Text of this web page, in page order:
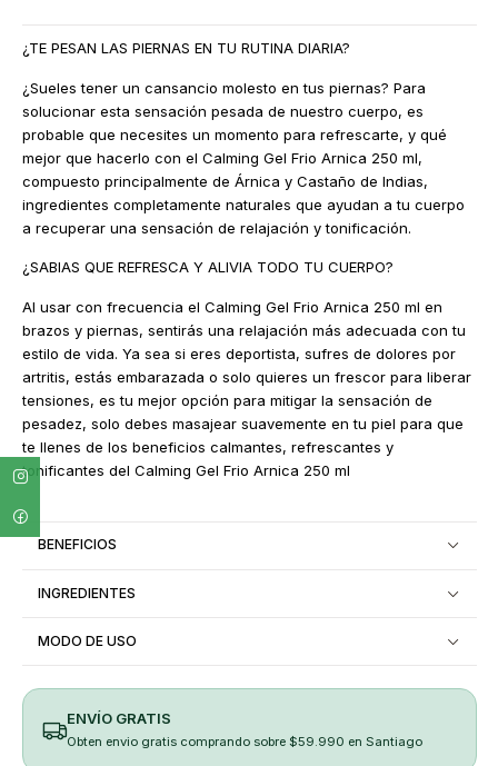
¿TE PESAN LAS PIERNAS EN TU RUTINA DIARIA?
¿Sueles tener un cansancio molesto en tus piernas? Para
solucionar esta sensación pesada de nuestro cuerpo, es
probable que necesites un momento para refrescarte, y qué
mejor que hacerlo con el Calming Gel Frio Arnica 250 ml,
compuesto principalmente de Árnica y Castaño de Indias,
ingredientes completamente naturales que ayudan a tu cuerpo
a recuperar una sensación de relajación y tonificación.
¿SABIAS QUE REFRESCA Y ALIVIA TODO TU CUERPO?
Al usar con frecuencia el Calming Gel Frio Arnica 250 ml en
brazos y piernas, sentirás una relajación más adecuada con tu
estilo de vida. Ya sea si eres deportista, sufres de dolores por
artritis, estás embarazada o solo quieres un frescor para liberar
tensiones, es tu mejor opción para mitigar la sensación de
pesadez, solo debes masajear suavemente en tu piel para que
te llenes de los beneficios calmantes, refrescantes y
tonificantes del Calming Gel Frio Arnica 250 ml
BENEFICIOS
INGREDIENTES
MODO DE USO
ENVÍO GRATIS
Obten envio gratis comprando sobre $59.990 en Santiago